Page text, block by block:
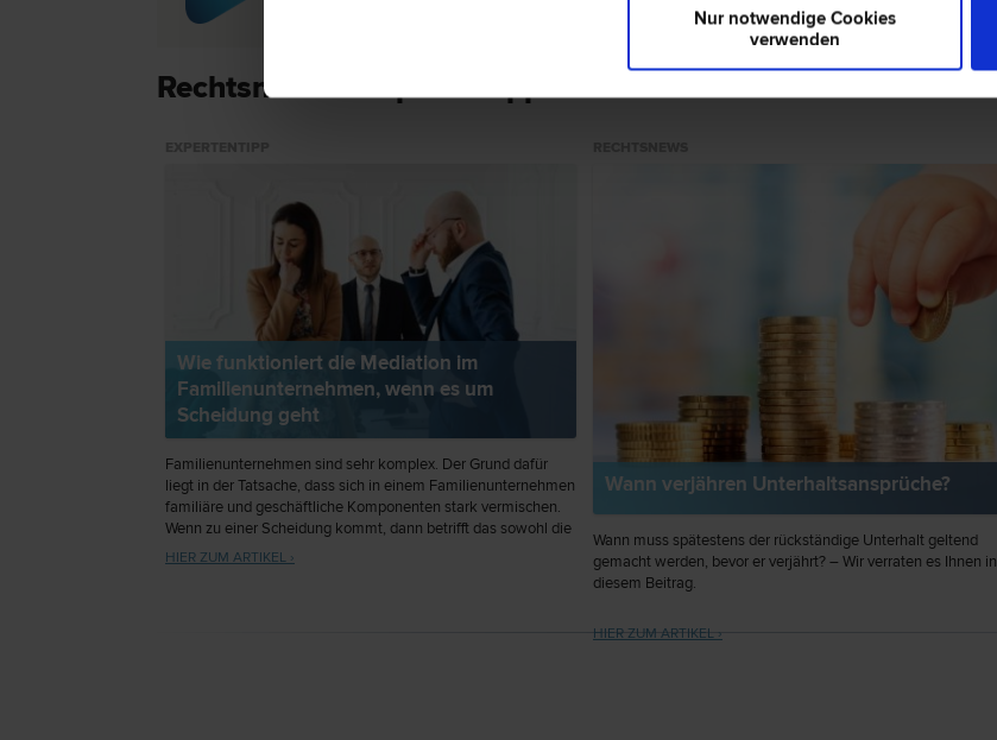
Nur notwendige Cookies
verwenden
Rechtsnews & Expertentipps zum Thema "Familienrecht"
Wie funktioniert die Mediation im
Familienunternehmen, wenn es um
Scheidung geht
Familienunternehmen sind sehr komplex. Der Grund dafür
liegt in der Tatsache, dass sich in einem Familienunternehmen
familiäre und geschäftliche Komponenten stark vermischen.
Wenn zu einer Scheidung kommt, dann betrifft das sowohl die
Familie als auch das Familienunternehmen.
HIER ZUM ARTIKEL ›
Wann verjähren Unterhaltsansprüche?
Wann muss spätestens der rückständige Unterhalt geltend
gemacht werden, bevor er verjährt? – Wir verraten es Ihnen in
diesem Beitrag.
HIER ZUM ARTIKEL ›